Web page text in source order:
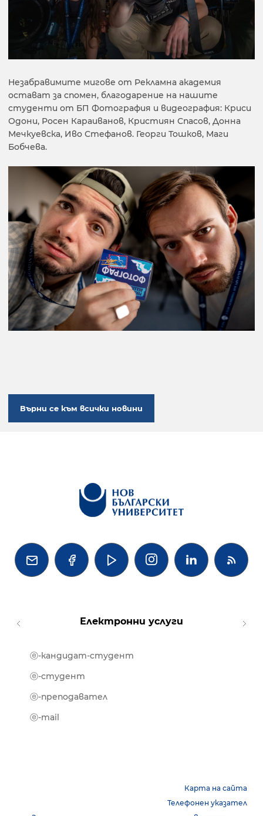
Незабравимите мигове от Рекламна академия
остават за спомен, благодарение на нашите
студенти от БП Фотография и видеография: Криси
Одони, Росен Караиванов, Кристиян Спасов, Донна
Мечкуевска, Иво Стефанов. Георги Тошков, Маги
Бобчева.
Върни се към всички новини
   
Електронни услуги
ⓔ-кандидат-студент
ⓔ-студент
ⓔ-преподавател
ⓔ-mail
Карта на сайта
Телефонен указател